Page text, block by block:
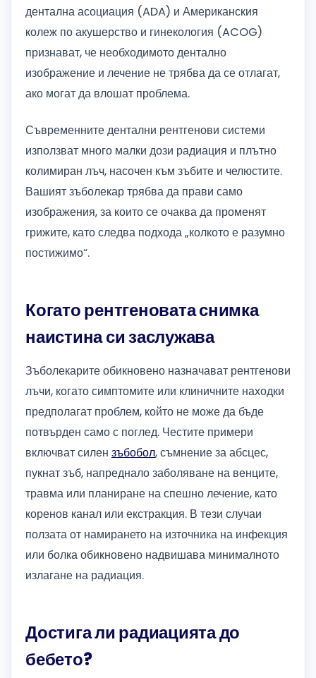
дентална асоциация (ADA) и Американския
колеж по акушерство и гинекология (ACOG)
признават, че необходимото дентално
изображение и лечение не трябва да се отлагат,
ако могат да влошат проблема.
Съвременните дентални рентгенови системи
използват много малки дози радиация и плътно
колимиран лъч, насочен към зъбите и челюстите.
Вашият зъболекар трябва да прави само
изображения, за които се очаква да променят
грижите, като следва подхода „колкото е разумно
постижимо“.
Когато рентгеновата снимка
наистина си заслужава
Зъболекарите обикновено назначават рентгенови
лъчи, когато симптомите или клиничните находки
предполагат проблем, който не може да бъде
потвърден само с поглед. Честите примери
включват силен зъбобол, съмнение за абсцес,
пукнат зъб, напреднало заболяване на венците,
травма или планиране на спешно лечение, като
коренов канал или екстракция. В тези случаи
ползата от намирането на източника на инфекция
или болка обикновено надвишава минималното
излагане на радиация.
Достига ли радиацията до
бебето?